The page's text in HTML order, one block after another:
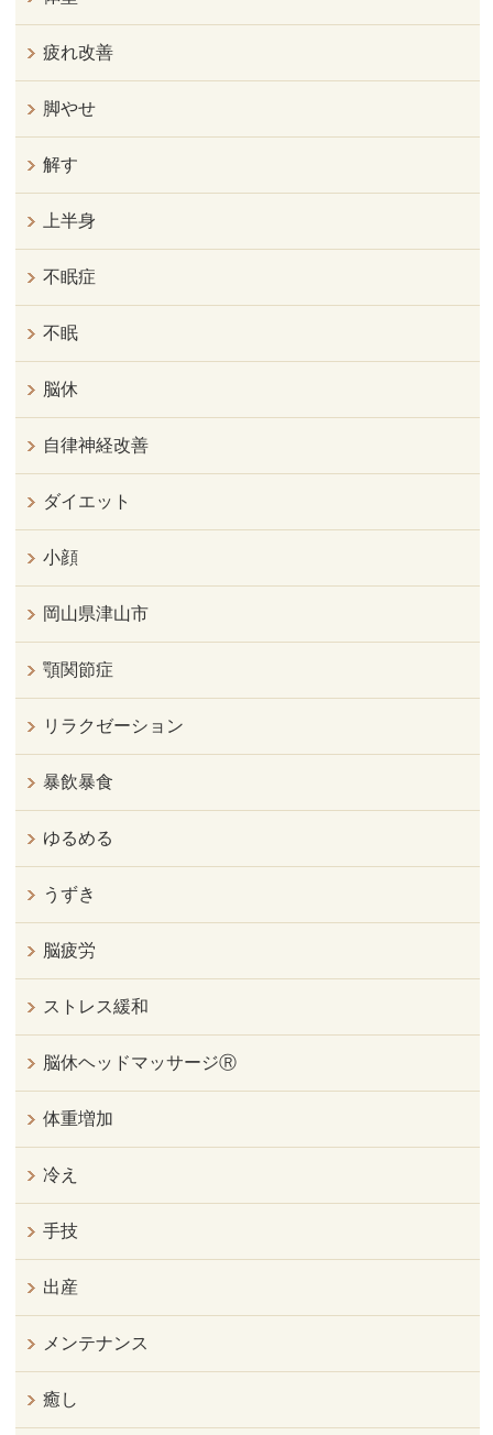
疲れ改善
脚やせ
解す
上半身
不眠症
不眠
脳休
自律神経改善
ダイエット
小顔
岡山県津山市
顎関節症
リラクゼーション
暴飲暴食
ゆるめる
うずき
脳疲労
ストレス緩和
脳休ヘッドマッサージⓇ
体重増加
冷え
手技
出産
メンテナンス
癒し